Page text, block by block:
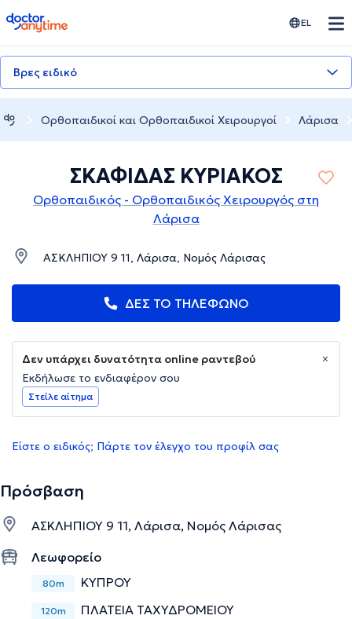
doctoranytime EL
Βρες ειδικό
Ορθοπαιδικοί και Ορθοπαιδικοί Χειρουργοί Λάρισα
ΣΚΑΦΙΔΑΣ ΚΥΡΙΑΚΟΣ
Ορθοπαιδικός - Ορθοπαιδικός Χειρουργός στη
Λάρισα
ΑΣΚΛΗΠΙΟΥ 9 11, Λάρισα, Νομός Λάρισας
ΔΕΣ ΤΟ ΤΗΛΕΦΩΝΟ
Δεν υπάρχει δυνατότητα online ραντεβού
Εκδήλωσε το ενδιαφέρον σου
Στείλε αίτημα
Είστε ο ειδικός; Πάρτε τον έλεγχο του προφίλ σας
Πρόσβαση
ΑΣΚΛΗΠΙΟΥ 9 11, Λάρισα, Νομός Λάρισας
Λεωφορείο
80m ΚΥΠΡΟΥ
120m ΠΛΑΤΕΙΑ ΤΑΧΥΔΡΟΜΕΙΟΥ